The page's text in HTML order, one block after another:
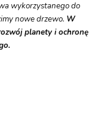
wykorzystanego do
nowe drzewo. W
planety i ochronę